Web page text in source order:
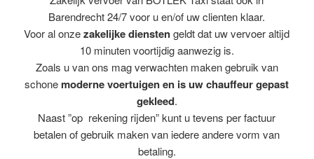
Barendrecht 24/7 voor u en/of uw clienten klaar.
Voor al onzezakelijke dienstengeldt dat uw vervoer altijd
10 minuten voortijdig aanwezig is.
Zoals u van ons mag verwachten maken gebruik van
schone moderne voertuigen en is uw chauffeur gepast
gekleed.
Naast ”op rekening rijden” kunt u tevens per factuur
betalen of gebruik maken van iedere andere vorm van
betaling.